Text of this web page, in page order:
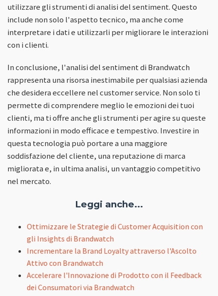
utilizzare gli strumenti di analisi del sentiment. Questo
include non solo l'aspetto tecnico, ma anche come
interpretare i dati e utilizzarli per migliorare le interazioni
con i clienti.
In conclusione, l'analisi del sentiment di Brandwatch
rappresenta una risorsa inestimabile per qualsiasi azienda
che desidera eccellere nel customer service. Non solo ti
permette di comprendere meglio le emozioni dei tuoi
clienti, ma ti offre anche gli strumenti per agire su queste
informazioni in modo efficace e tempestivo. Investire in
questa tecnologia può portare a una maggiore
soddisfazione del cliente, una reputazione di marca
migliorata e, in ultima analisi, un vantaggio competitivo
nel mercato.
Leggi anche...
Ottimizzare le Strategie di Customer Acquisition con
gli Insights di Brandwatch
Incrementare la Brand Loyalty attraverso l'Ascolto
Attivo con Brandwatch
Accelerare l'Innovazione di Prodotto con il Feedback
dei Consumatori via Brandwatch